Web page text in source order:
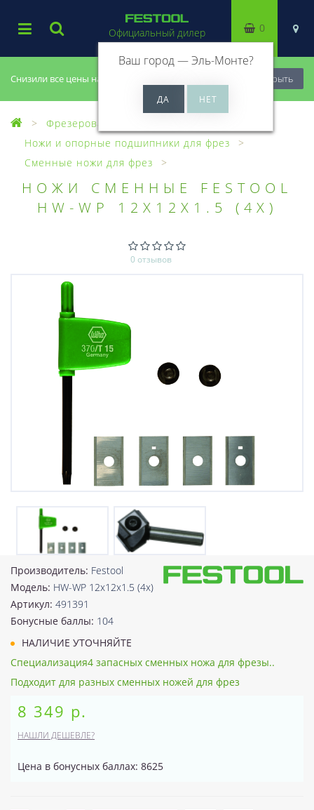
Снизили все цены на 20%, успей купить! Закрыть
Официальный дилер
Ваш город —Эль-Монте?
0
Фрезерование
Ножи и опорные подшипники для фрез
Сменные ножи для фрез
НОЖИ СМЕННЫЕ FESTOOL
HW-WP 12X12X1.5 (4X)
0 отзывов
Производитель: Festool
Модель: HW-WP 12x12x1.5 (4x)
Артикул: 491391
Бонусные баллы: 104
НАЛИЧИЕ УТОЧНЯЙТЕ
Специализация4 запасных сменных ножа для фрезы..
Подходит для разных сменных ножей для фрез
8 349 р.
НАШЛИ ДЕШЕВЛЕ?
Цена в бонусных баллах: 8625